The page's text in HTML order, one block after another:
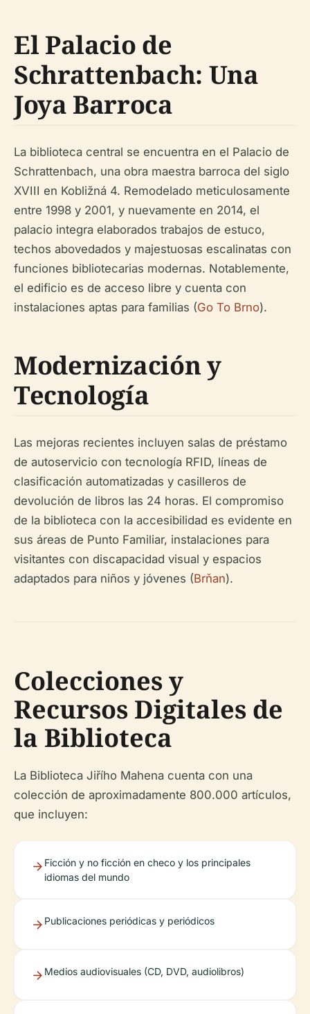
El Palacio de
Schrattenbach: Una
Joya Barroca
La biblioteca central se encuentra en el Palacio de
Schrattenbach, una obra maestra barroca del siglo
XVIII en Kobližná 4. Remodelado meticulosamente
entre 1998 y 2001, y nuevamente en 2014, el
palacio integra elaborados trabajos de estuco,
techos abovedados y majestuosas escalinatas con
funciones bibliotecarias modernas. Notablemente,
el edificio es de acceso libre y cuenta con
instalaciones aptas para familias (Go To Brno).
Modernización y
Tecnología
Las mejoras recientes incluyen salas de préstamo
de autoservicio con tecnología RFID, líneas de
clasificación automatizadas y casilleros de
devolución de libros las 24 horas. El compromiso
de la biblioteca con la accesibilidad es evidente en
sus áreas de Punto Familiar, instalaciones para
visitantes con discapacidad visual y espacios
adaptados para niños y jóvenes (Brňan).
Colecciones y
Recursos Digitales de
la Biblioteca
La Biblioteca Jiřího Mahena cuenta con una
colección de aproximadamente 800.000 artículos,
que incluyen:
Ficción y no ficción en checo y los principales
idiomas del mundo
Publicaciones periódicas y periódicos
Medios audiovisuales (CD, DVD, audiolibros)